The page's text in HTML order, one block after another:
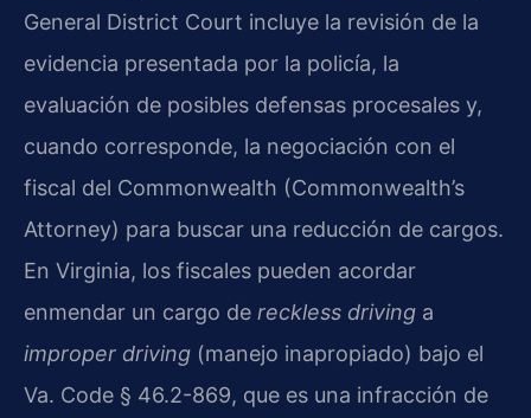
General District Court incluye la revisión de la
evidencia presentada por la policía, la
evaluación de posibles defensas procesales y,
cuando corresponde, la negociación con el
fiscal del Commonwealth (Commonwealth’s
Attorney) para buscar una reducción de cargos.
En Virginia, los fiscales pueden acordar
enmendar un cargo de reckless driving a
improper driving (manejo inapropiado) bajo el
Va. Code § 46.2-869, que es una infracción de